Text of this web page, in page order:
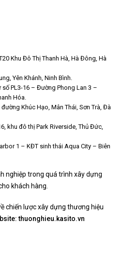
Khu Đô Thị Thanh Hà, Hà Đông, Hà
Yên Khánh, Ninh Bình.
số PL3-16 – Đường Phong Lan 3 –
Hóa.
đường Khúc Hạo, Mân Thái, Sơn Trà, Đà
khu đô thị Park Riverside, Thủ Đức,
1 – KĐT sinh thái Aqua City – Biên
nghiệp trong quá trình xây dựng
khách hàng.
chiến lược xây dựng thương hiệu
thuonghieu.kasito.vn